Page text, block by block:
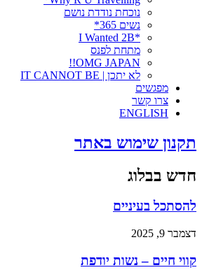
נוכחת נודדת נושם
נשים 365*
*I Wanted 2B
מתחת לפנס
OMG JAPAN!!
לא יתכן | IT CANNOT BE
מפגשים
צרו קשר
ENGLISH
תקנון שימוש באתר
חדש בבלוג
להסתכל בעיניים
דצמבר 9, 2025
קווי חיים – נשות יודפת